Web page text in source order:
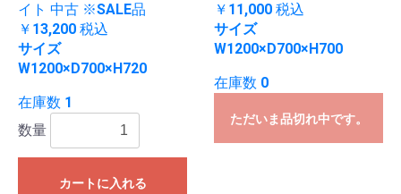
イト 中古 ※SALE品
￥13,200 税込
サイズ
W1200×D700×H720
在庫数 1
数量
カートに入れる
￥11,000 税込
サイズ
W1200×D700×H700
在庫数 0
ただいま品切れ中です。